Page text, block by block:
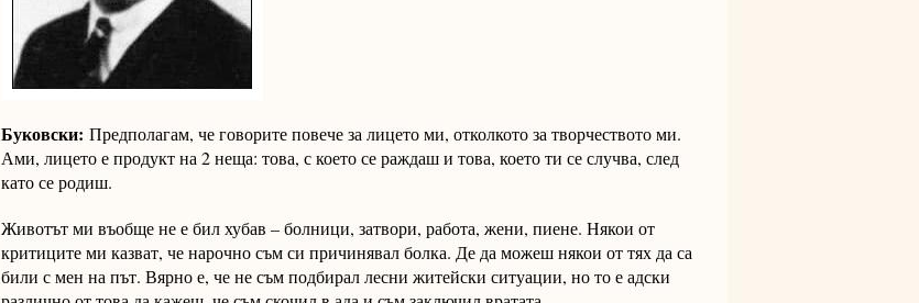
Буковски: Предполагам, че говорите повече за лицето ми, отколкото за творчеството ми.
Ами, лицето е продукт на 2 неща: това, с което се раждаш и това, което ти се случва, след
като се родиш.
Животът ми въобще не е бил хубав – болници, затвори, работа, жени, пиене. Някои от
критиците ми казват, че нарочно съм си причинявал болка. Де да можеш някои от тях да са
били с мен на път. Вярно е, че не съм подбирал лесни житейски ситуации, но то е адски